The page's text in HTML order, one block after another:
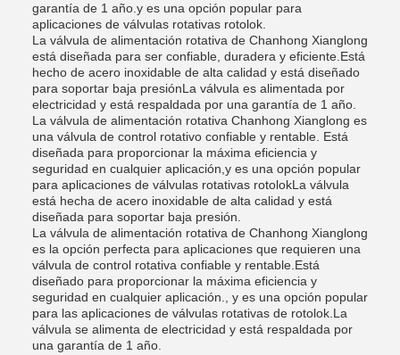
garantía de 1 año.y es una opción popular para
aplicaciones de válvulas rotativas rotolok.
La válvula de alimentación rotativa de Chanhong Xianglong
está diseñada para ser confiable, duradera y eficiente.Está
hecho de acero inoxidable de alta calidad y está diseñado
para soportar baja presiónLa válvula es alimentada por
electricidad y está respaldada por una garantía de 1 año.
La válvula de alimentación rotativa Chanhong Xianglong es
una válvula de control rotativo confiable y rentable. Está
diseñada para proporcionar la máxima eficiencia y
seguridad en cualquier aplicación,y es una opción popular
para aplicaciones de válvulas rotativas rotolokLa válvula
está hecha de acero inoxidable de alta calidad y está
diseñada para soportar baja presión.
La válvula de alimentación rotativa de Chanhong Xianglong
es la opción perfecta para aplicaciones que requieren una
válvula de control rotativa confiable y rentable.Está
diseñado para proporcionar la máxima eficiencia y
seguridad en cualquier aplicación., y es una opción popular
para las aplicaciones de válvulas rotativas de rotolok.La
válvula se alimenta de electricidad y está respaldada por
una garantía de 1 año.